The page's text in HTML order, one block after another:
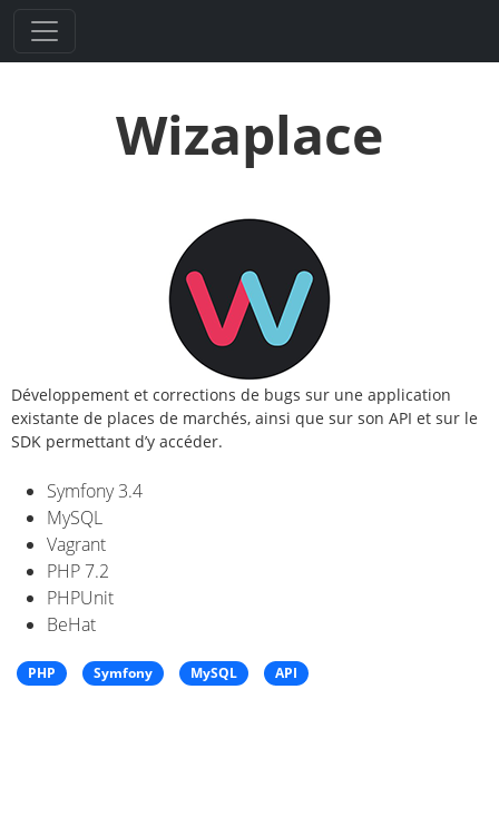
Wizaplace
Développement et corrections de bugs sur une application
existante de places de marchés, ainsi que sur son API et sur le
SDK permettant d’y accéder.
Symfony 3.4
MySQL
Vagrant
PHP 7.2
PHPUnit
BeHat
PHP Symfony MySQL API